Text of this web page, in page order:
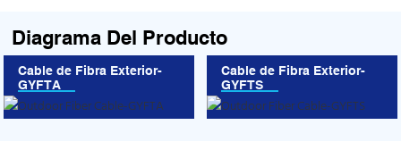
Diagrama Del Producto
Cable de Fibra Exterior-
GYFTA
Cable de Fibra Exterior-
GYFTS